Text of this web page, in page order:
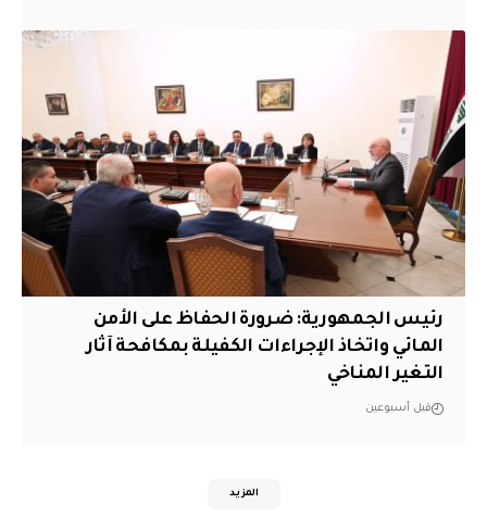
رئيس الجمهورية: ضرورة الحفاظ على الأمن
المائي واتخاذ الإجراءات الكفيلة بمكافحة آثار
التغير المناخي
قبل أسبوعين
المزيد